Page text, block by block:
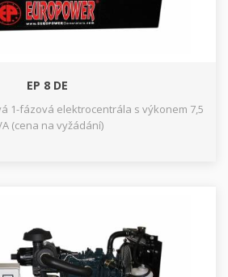
EP 8 DE
1-fázová elektrocentrála s výkonem 7,5
(cena na vyžádání)